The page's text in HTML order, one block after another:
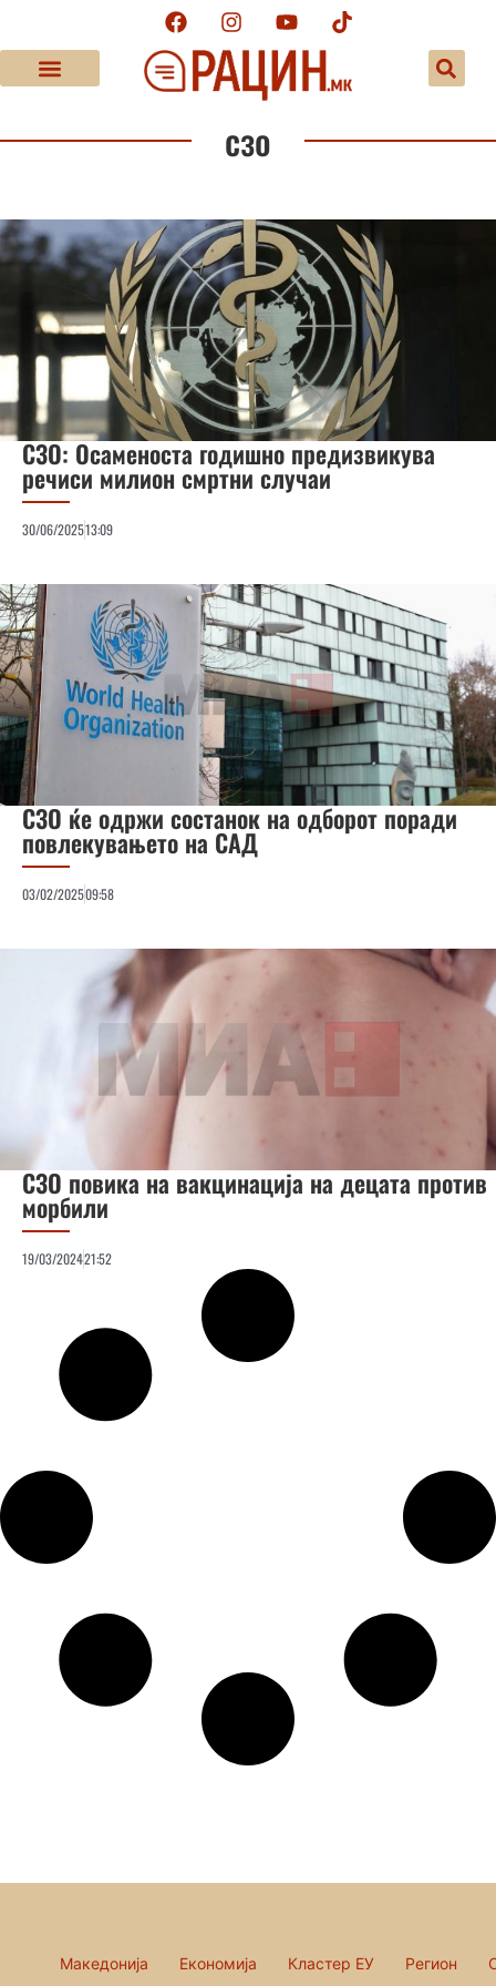
сзо
СЗО: Осаменоста годишно предизвикува
речиси милион смртни случаи
30/06/202513:09
СЗО ќе одржи состанок на одборот поради
повлекувањето на САД
03/02/202509:58
СЗО повика на вакцинација на децата против
морбили
19/03/202421:52
Македонија Економија Кластер ЕУ Регион